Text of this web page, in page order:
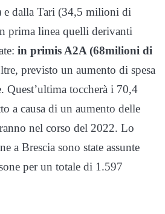
dalla Tari (34,5 milioni di
prima linea quelli derivanti
in primis A2A (68milioni di
previsto un aumento di spesa
Quest’ultima toccherà i 70,4
a causa di un aumento delle
nel corso del 2022. Lo
a Brescia sono state assunte
per un totale di 1.597